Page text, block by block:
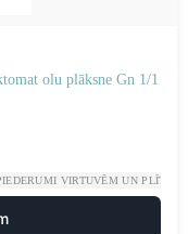
olu plāksne Gn 1/1
VIRTUVĒM UN PLĪTĪM